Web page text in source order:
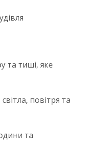
та тиші, яке
повітря та
та